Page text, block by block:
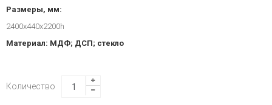
Размеры, мм:
2400x440x2200h
Материал: МДФ; ДСП; стекло
Количество